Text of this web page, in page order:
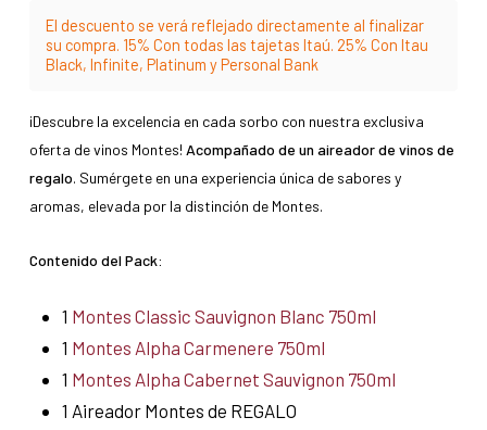
El descuento se verá reflejado directamente al finalizar
su compra. 15% Con todas las tajetas Itaú. 25% Con Itau
Black, Infinite, Platinum y Personal Bank
¡Descubre la excelencia en cada sorbo con nuestra exclusiva
oferta de vinos Montes! Acompañado de un aireador de vinos de
regalo. Sumérgete en una experiencia única de sabores y
aromas, elevada por la distinción de Montes.
Contenido del Pack:
1 Montes Classic Sauvignon Blanc 750ml
1 Montes Alpha Carmenere 750ml
1 Montes Alpha Cabernet Sauvignon 750ml
1 Aireador Montes de REGALO